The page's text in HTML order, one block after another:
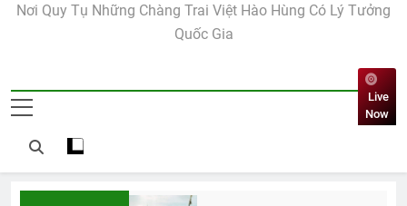
Nơi Quy Tụ Những Chàng Trai Việt Hào Hùng Có Lý Tưởng
Quốc Gia
Live
Now